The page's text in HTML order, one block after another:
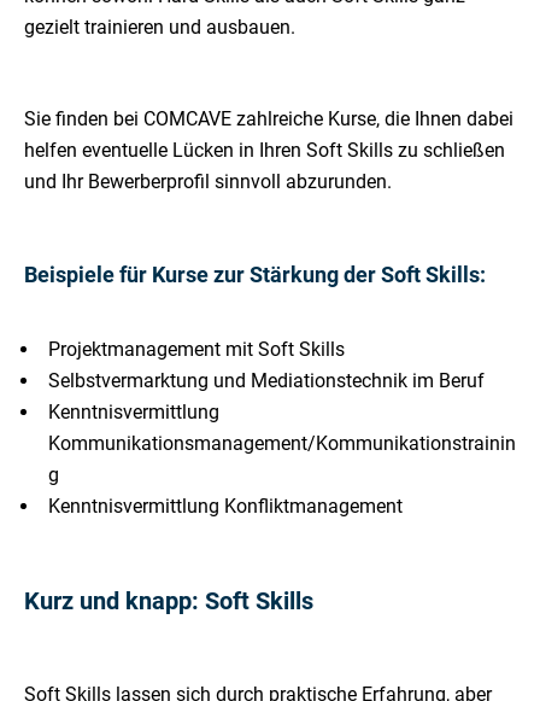
gezielt trainieren und ausbauen.
Sie finden bei COMCAVE zahlreiche Kurse, die Ihnen dabei
helfen eventuelle Lücken in Ihren Soft Skills zu schließen
und Ihr Bewerberprofil sinnvoll abzurunden.
Beispiele für Kurse zur Stärkung der Soft Skills:
Projektmanagement mit Soft Skills
Selbstvermarktung und Mediationstechnik im Beruf
Kenntnisvermittlung
Kommunikationsmanagement/Kommunikationstrainin
g
Kenntnisvermittlung Konfliktmanagement
Kurz und knapp: Soft Skills
Soft Skills lassen sich durch praktische Erfahrung, aber